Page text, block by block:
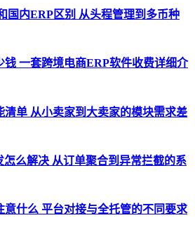
国内ERP区别 从头程管理到多币种
钱 一套跨境电商ERP软件收费详细介
清单 从小卖家到大卖家的模块需求差
怎么解决 从订单聚合到异常拦截的系
意什么 平台对接与全托管的不同要求